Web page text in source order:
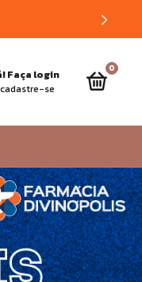
Faça login
se
0